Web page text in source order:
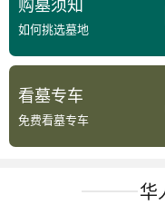
购墓须知
如何挑选墓地
看墓专车
免费看墓专车
华